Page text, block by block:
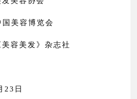
国美容博览会
美容美发》杂志社
23日